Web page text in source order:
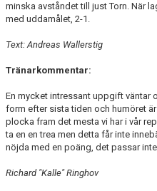
minska avståndet till just Torn. När
med uddamålet, 2-1.
Text: Andreas Wallerstig
Tränarkommentar:
En mycket intressant uppgift väntar
form efter sista tiden och humöret
plocka fram det mesta vi har i vår
ta en en trea men detta får inte
nöjda med en poäng, det passar
Richard "Kalle" Ringhov